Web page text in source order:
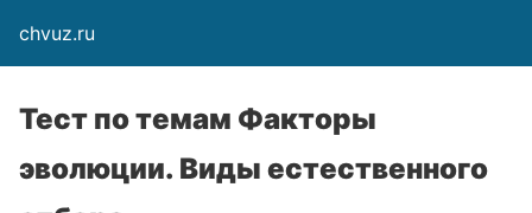
chvuz.ru
Тест по темам Факторы
эволюции. Виды естественного